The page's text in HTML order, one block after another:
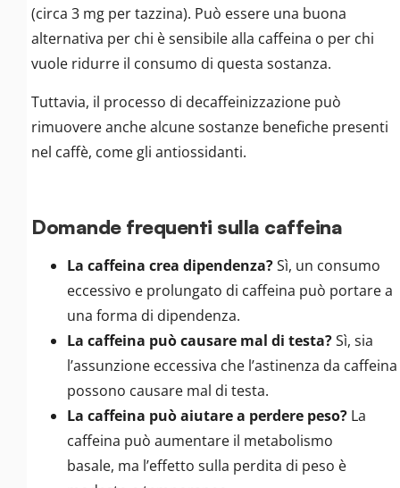
(circa 3 mg per tazzina). Può essere una buona
alternativa per chi è sensibile alla caffeina o per chi
vuole ridurre il consumo di questa sostanza.
Tuttavia, il processo di decaffeinizzazione può
rimuovere anche alcune sostanze benefiche presenti
nel caffè, come gli antiossidanti.
Domande frequenti sulla caffeina
La caffeina crea dipendenza?Sì, un consumo
eccessivo e prolungato di caffeina può portare a
una forma di dipendenza.
La caffeina può causare mal di testa?Sì, sia
l’assunzione eccessiva che l’astinenza da caffeina
possono causare mal di testa.
La caffeina può aiutare a perdere peso? La
caffeina può aumentare il metabolismo
basale, ma l’effetto sulla perdita di peso è